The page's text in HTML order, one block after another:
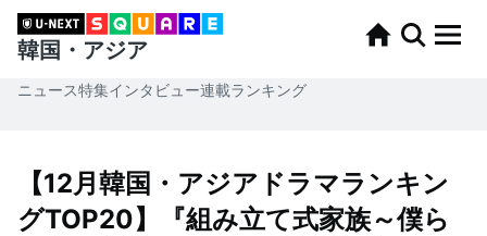
韓国・アジア
ニュース特集インタビュー連載ランキング
【12月韓国・アジアドラマランキン
グTOP20】『組み立て式家族～僕ら